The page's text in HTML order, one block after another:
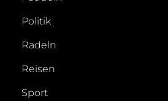
Politik
Radeln
Reisen
Sport